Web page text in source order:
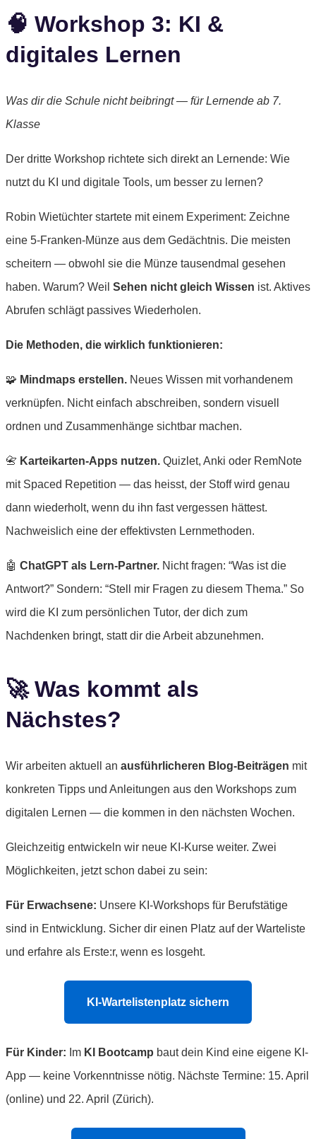
🧠 Workshop 3: KI &
digitales Lernen
Was dir die Schule nicht beibringt — für Lernende ab 7.
Klasse
Der dritte Workshop richtete sich direkt an Lernende: Wie
nutzt du KI und digitale Tools, um besser zu lernen?
Robin Wietüchter startete mit einem Experiment: Zeichne
eine 5-Franken-Münze aus dem Gedächtnis. Die meisten
scheitern — obwohl sie die Münze tausendmal gesehen
haben. Warum? Weil Sehen nicht gleich Wissen ist. Aktives
Abrufen schlägt passives Wiederholen.
Die Methoden, die wirklich funktionieren:
🧩 Mindmaps erstellen. Neues Wissen mit vorhandenem
verknüpfen. Nicht einfach abschreiben, sondern visuell
ordnen und Zusammenhänge sichtbar machen.
📇 Karteikarten-Apps nutzen. Quizlet, Anki oder RemNote
mit Spaced Repetition — das heisst, der Stoff wird genau
dann wiederholt, wenn du ihn fast vergessen hättest.
Nachweislich eine der effektivsten Lernmethoden.
🤖 ChatGPT als Lern-Partner. Nicht fragen: “Was ist die
Antwort?” Sondern: “Stell mir Fragen zu diesem Thema.” So
wird die KI zum persönlichen Tutor, der dich zum
Nachdenken bringt, statt dir die Arbeit abzunehmen.
🚀 Was kommt als
Nächstes?
Wir arbeiten aktuell an ausführlicheren Blog-Beiträgen mit
konkreten Tipps und Anleitungen aus den Workshops zum
digitalen Lernen — die kommen in den nächsten Wochen.
Gleichzeitig entwickeln wir neue KI-Kurse weiter. Zwei
Möglichkeiten, jetzt schon dabei zu sein:
Für Erwachsene: Unsere KI-Workshops für Berufstätige
sind in Entwicklung. Sicher dir einen Platz auf der Warteliste
und erfahre als Erste:r, wenn es losgeht.
KI-Wartelistenplatz sichern
Für Kinder: Im KI Bootcamp baut dein Kind eine eigene KI-
App — keine Vorkenntnisse nötig. Nächste Termine: 15. April
(online) und 22. April (Zürich).